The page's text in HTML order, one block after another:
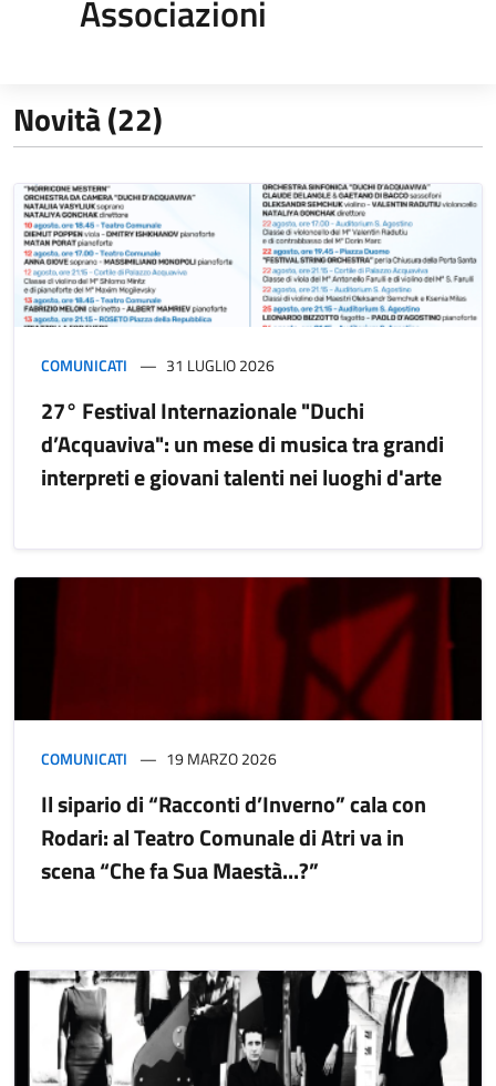
Associazioni
Novità (22)
COMUNICATI 31 LUGLIO 2026
27° Festival Internazionale "Duchi
d’Acquaviva": un mese di musica tra grandi
interpreti e giovani talenti nei luoghi d'arte
COMUNICATI 19 MARZO 2026
Il sipario di “Racconti d’Inverno” cala con
Rodari: al Teatro Comunale di Atri va in
scena “Che fa Sua Maestà...?”